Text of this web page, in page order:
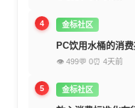
4 金标社区
PC饮用水桶的消
👁 499💬 0⏰ 4天前
5 金标社区